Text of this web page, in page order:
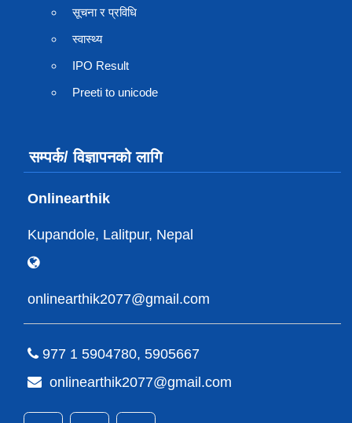
सूचना र प्रविधि
स्वास्थ्य
IPO Result
Preeti to unicode
सम्पर्क/ विज्ञापनको लागि
Onlinearthik
Kupandole, Lalitpur, Nepal
onlinearthik2077@gmail.com
977 1 5904780, 5905667
onlinearthik2077@gmail.com